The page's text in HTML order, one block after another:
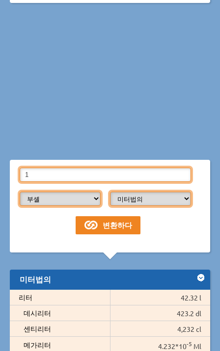
미터법의
리터
42.32 l
데시리터
423.2 dl
센티리터
4,232 cl
메가리터
4.232*10-5 Ml